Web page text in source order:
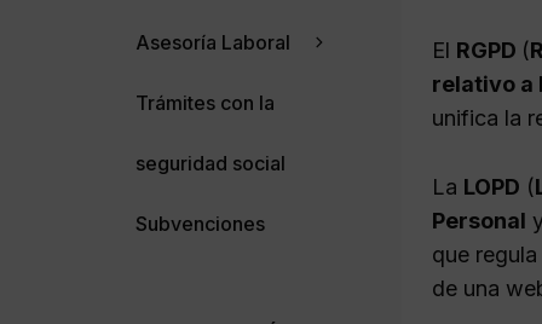
El RGPD (
relativo a
unifica la
La LOPD (
Personal
que
de una
Asesoría Laboral
Trámites con la
seguridad social
Subvenciones